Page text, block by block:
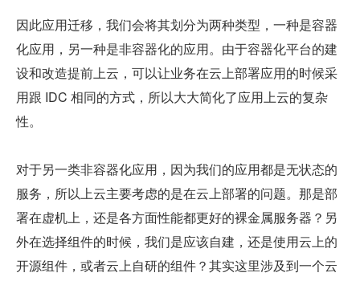
因此应用迁移，我们会将其划分为两种类型，一种是容器
化应用，另一种是非容器化的应用。由于容器化平台的建
设和改造提前上云，可以让业务在云上部署应用的时候采
用跟 IDC 相同的方式，所以大大简化了应用上云的复杂
性。
对于另一类非容器化应用，因为我们的应用都是无状态的
服务，所以上云主要考虑的是在云上部署的问题。那是部
署在虚机上，还是各方面性能都更好的裸金属服务器？另
外在选择组件的时候，我们是应该自建，还是使用云上的
开源组件，或者云上自研的组件？其实这里涉及到一个云